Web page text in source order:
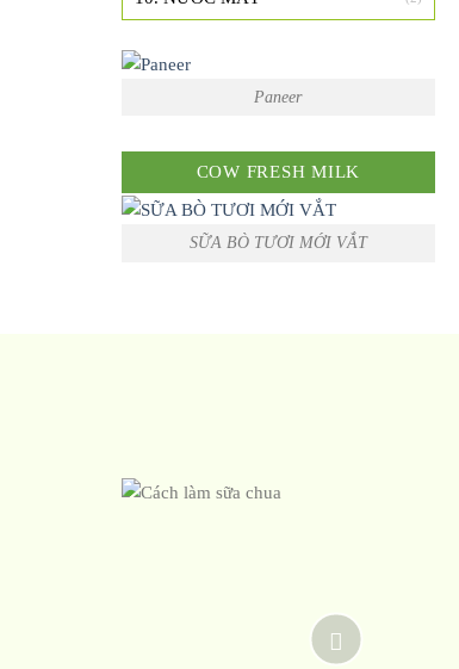
Paneer
COW FRESH MILK
SỮA BÒ TƯƠI MỚI VẮT